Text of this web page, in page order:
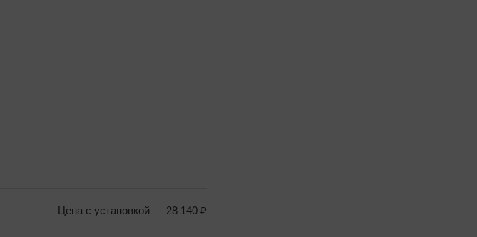
Цена с установкой — 28 140 ₽